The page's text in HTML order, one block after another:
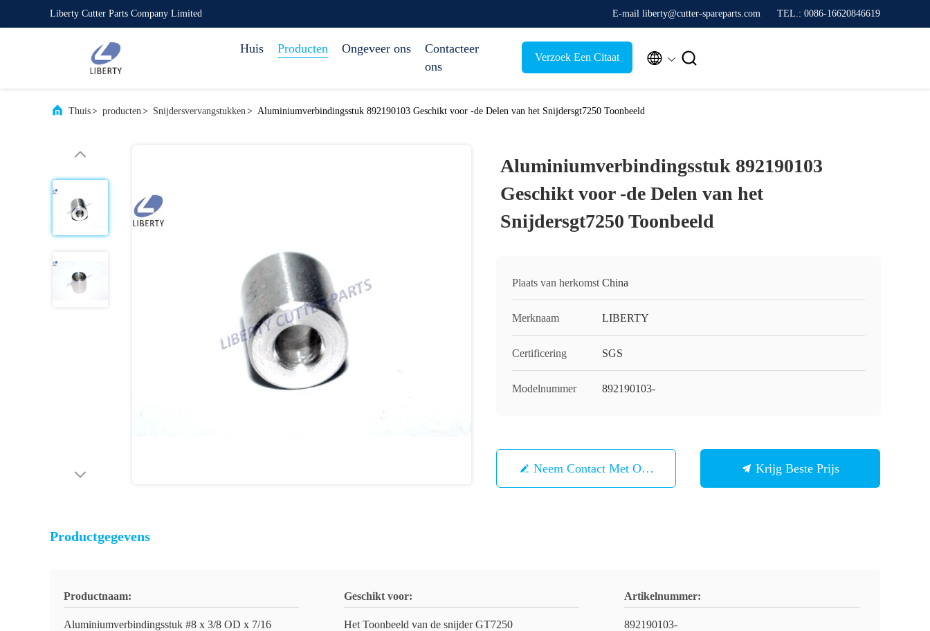
Liberty Cutter Parts Company Limited E-mail liberty@cutter-spareparts.com TEL.: 0086-16620846619
Huis Producten Ongeveer ons
Contacteer
ons
Verzoek Een Citaat  
Thuis> producten> Snijdersvervangstukken> Aluminiumverbindingsstuk 892190103 Geschikt voor -de Delen van het Snijdersgt7250 Toonbeeld
Aluminiumverbindingsstuk 892190103
Geschikt voor -de Delen van het
Snijdersgt7250 Toonbeeld
Plaats van herkomst China
Merknaam LIBERTY
Certificering SGS
Modelnummer 892190103-
Neem Contact Met Ons Op Krijg Beste Prijs
Productgegevens
Productnaam:
Aluminiumverbindingsstuk #8 x 3/8 OD x 7/16
Geschikt voor:
Het Toonbeeld van de snijder GT7250
Artikelnummer:
892190103-